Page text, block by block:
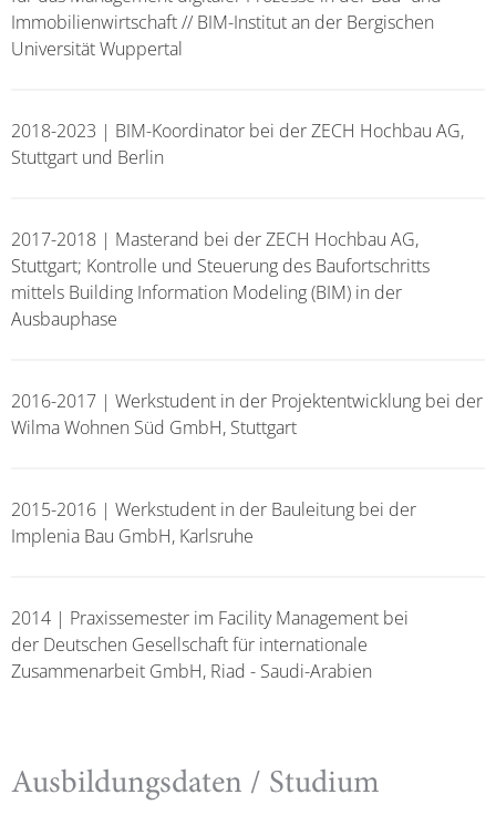
Immobilienwirtschaft // BIM-Institut an der Bergischen
Universität Wuppertal
2018-2023 | BIM-Koordinator bei der ZECH Hochbau AG,
Stuttgart und Berlin
2017-2018 | Masterand bei der ZECH Hochbau AG,
Stuttgart; Kontrolle und Steuerung des Baufortschritts
mittels Building Information Modeling (BIM) in der
Ausbauphase
2016-2017 | Werkstudent in der Projektentwicklung bei der
Wilma Wohnen Süd GmbH, Stuttgart
2015-2016 | Werkstudent in der Bauleitung bei der
Implenia Bau GmbH, Karlsruhe
2014 | Praxissemester im Facility Management bei
der Deutschen Gesellschaft für internationale
Zusammenarbeit GmbH, Riad - Saudi-Arabien
Ausbildungsdaten / Studium